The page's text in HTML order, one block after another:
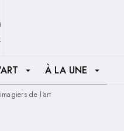
arrow_drop_down À LA UNE arrow_drop_down
de l'art